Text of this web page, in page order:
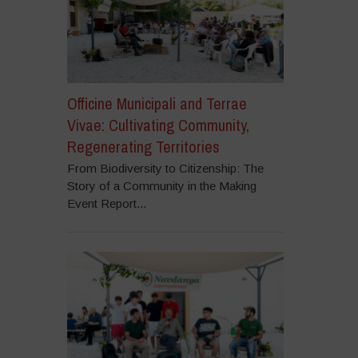
Officine Municipali and Terrae
Vivae: Cultivating Community,
Regenerating Territories
From Biodiversity to Citizenship: The
Story of a Community in the Making
Event Report...